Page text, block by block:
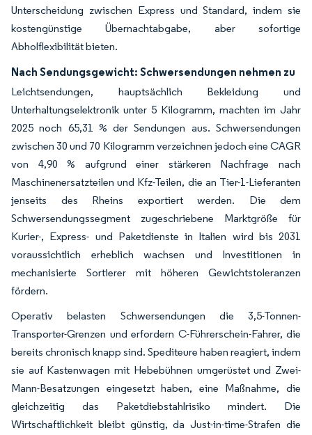
Unterscheidung zwischen Express und Standard, indem sie
kostengünstige Übernachtabgabe, aber sofortige
Abholflexibilität bieten.
Nach Sendungsgewicht: Schwersendungen nehmen zu
Leichtsendungen, hauptsächlich Bekleidung und
Unterhaltungselektronik unter 5 Kilogramm, machten im Jahr
2025 noch 65,31 % der Sendungen aus. Schwersendungen
zwischen 30 und 70 Kilogramm verzeichnen jedoch eine CAGR
von 4,90 % aufgrund einer stärkeren Nachfrage nach
Maschinenersatzteilen und Kfz-Teilen, die an Tier-1-Lieferanten
jenseits des Rheins exportiert werden. Die dem
Schwersendungssegment zugeschriebene Marktgröße für
Kurier-, Express- und Paketdienste in Italien wird bis 2031
voraussichtlich erheblich wachsen und Investitionen in
mechanisierte Sortierer mit höheren Gewichtstoleranzen
fördern.
Operativ belasten Schwersendungen die 3,5-Tonnen-
Transporter-Grenzen und erfordern C-Führerschein-Fahrer, die
bereits chronisch knapp sind. Spediteure haben reagiert, indem
sie auf Kastenwagen mit Hebebühnen umgerüstet und Zwei-
Mann-Besatzungen eingesetzt haben, eine Maßnahme, die
gleichzeitig das Paketdiebstahlrisiko mindert. Die
Wirtschaftlichkeit bleibt günstig, da Just-in-time-Strafen die